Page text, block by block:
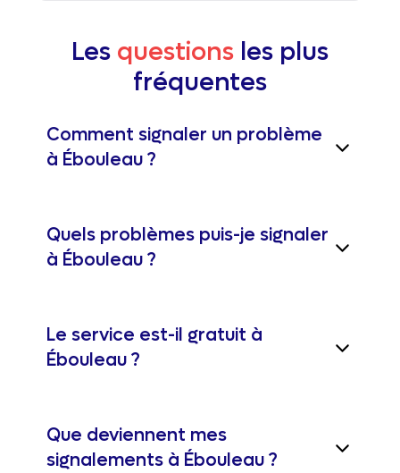
Les questions les plus
fréquentes
Comment signaler un problème
à Ébouleau ?
Quels problèmes puis-je signaler
à Ébouleau ?
Le service est-il gratuit à
Ébouleau ?
Que deviennent mes
signalements à Ébouleau ?